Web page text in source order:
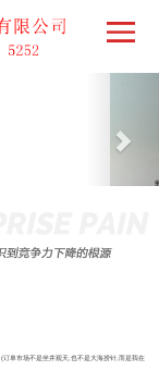
单市场不是坐井观天,也不是大海捞针,而是我在